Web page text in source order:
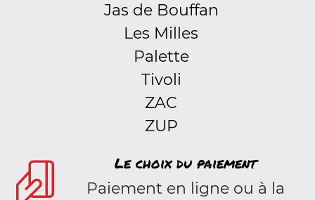
Jas de Bouffan
Les Milles
Palette
Tivoli
ZAC
ZUP
Le choix du paiement
Paiement en ligne ou à la